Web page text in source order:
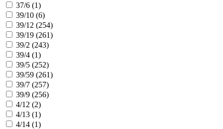
37/6 (1)
39/10 (6)
39/12 (254)
39/19 (261)
39/2 (243)
39/4 (1)
39/5 (252)
39/59 (261)
39/7 (257)
39/9 (256)
4/12 (2)
4/13 (1)
4/14 (1)